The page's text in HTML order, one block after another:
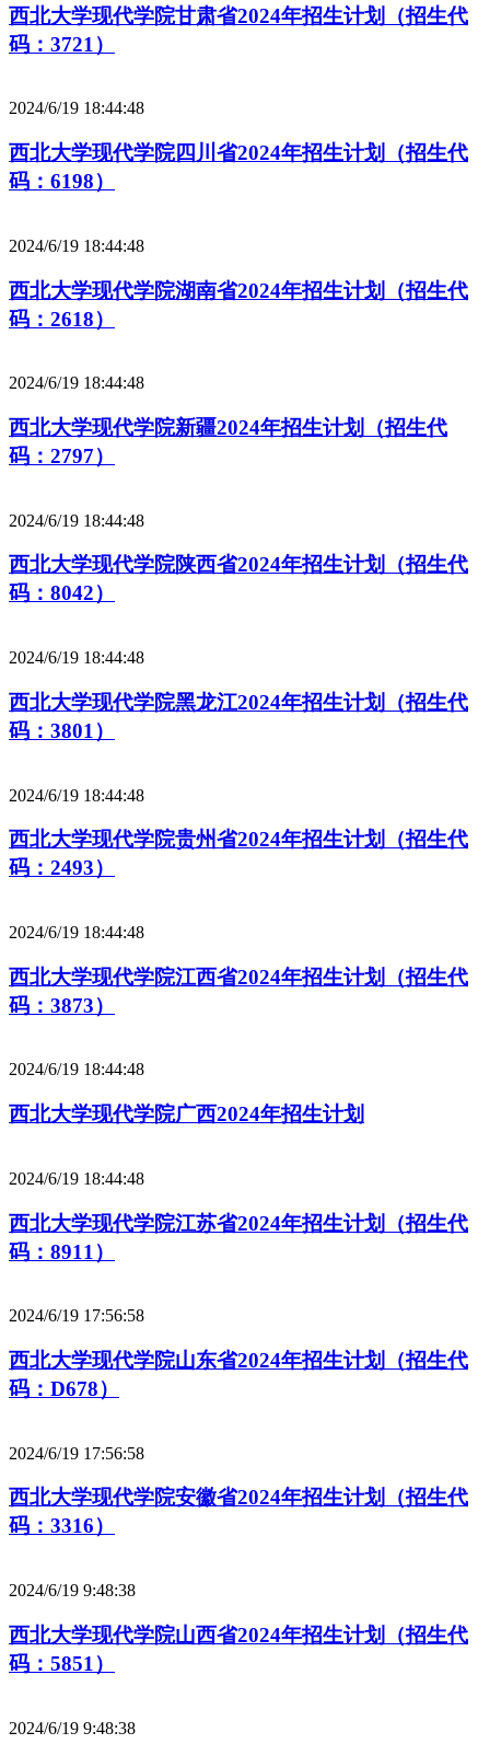
西北大学现代学院甘肃省2024年招生计划（招生代
码：3721）
2024/6/19 18:44:48
西北大学现代学院四川省2024年招生计划（招生代
码：6198）
2024/6/19 18:44:48
西北大学现代学院湖南省2024年招生计划（招生代
码：2618）
2024/6/19 18:44:48
西北大学现代学院新疆2024年招生计划（招生代
码：2797）
2024/6/19 18:44:48
西北大学现代学院陕西省2024年招生计划（招生代
码：8042）
2024/6/19 18:44:48
西北大学现代学院黑龙江2024年招生计划（招生代
码：3801）
2024/6/19 18:44:48
西北大学现代学院贵州省2024年招生计划（招生代
码：2493）
2024/6/19 18:44:48
西北大学现代学院江西省2024年招生计划（招生代
码：3873）
2024/6/19 18:44:48
西北大学现代学院广西2024年招生计划
2024/6/19 18:44:48
西北大学现代学院江苏省2024年招生计划（招生代
码：8911）
2024/6/19 17:56:58
西北大学现代学院山东省2024年招生计划（招生代
码：D678）
2024/6/19 17:56:58
西北大学现代学院安徽省2024年招生计划（招生代
码：3316）
2024/6/19 9:48:38
西北大学现代学院山西省2024年招生计划（招生代
码：5851）
2024/6/19 9:48:38